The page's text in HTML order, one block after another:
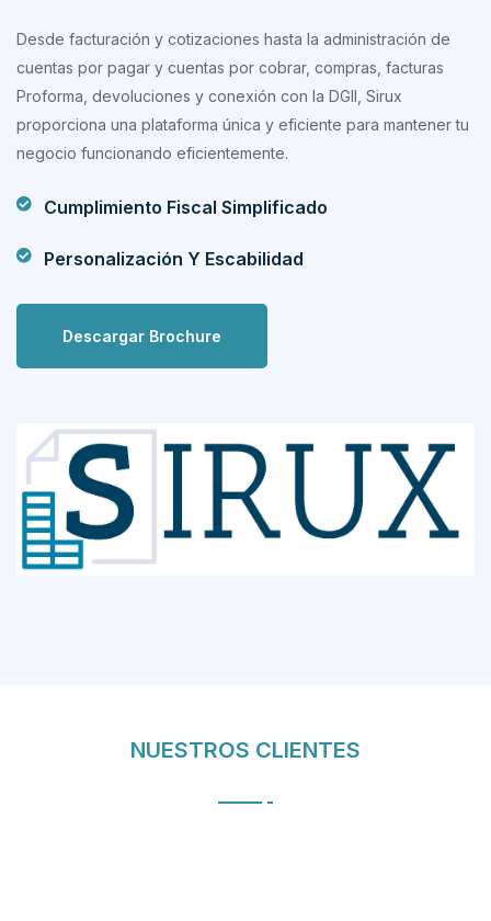
Desde facturación y cotizaciones hasta la administración de
cuentas por pagar y cuentas por cobrar, compras, facturas
Proforma, devoluciones y conexión con la DGII, Sirux
proporciona una plataforma única y eficiente para mantener tu
negocio funcionando eficientemente.
Cumplimiento Fiscal Simplificado
Personalización Y Escabilidad
Descargar Brochure
NUESTROS CLIENTES